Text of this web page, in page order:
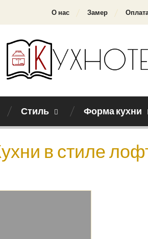
О нас Замер
Стиль Форма кухни
в стиле